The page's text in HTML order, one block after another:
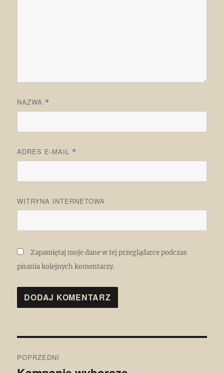
NAZWA *
ADRES E-MAIL *
WITRYNA INTERNETOWA
Zapamiętaj moje dane w tej przeglądarce podczas
pisania kolejnych komentarzy.
wpisu
POPRZEDNI